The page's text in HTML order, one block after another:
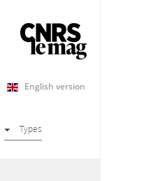
English version
Types